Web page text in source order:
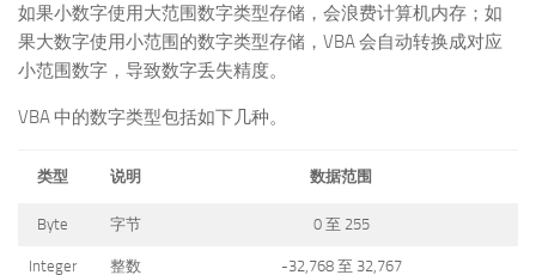
如果小数字使用大范围数字类型存储，会浪费计算机内存；如
果大数字使用小范围的数字类型存储，VBA 会自动转换成对应
小范围数字，导致数字丢失精度。
VBA 中的数字类型包括如下几种。
类型 说明 数据范围
Byte 字节 0 至 255
Integer 整数 -32,768 至 32,767